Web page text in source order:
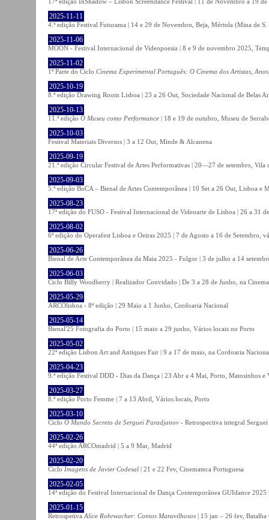
2025-11-11
4.ª edição Festival Futurama | 14 e 29 de Novembro, Beja, Mértola (Mina de
2025-11-06
MOON - Festival Internacional de Videopoesia | 8 e 9 de novembro 2025,
2025-11-02
1ª Parte do Ciclo Cinema Experimental Português: O Cinema dos Artistas,
2025-10-19
8.ª edição Drawing Room Lisboa | 23 a 26 Out, Sociedade Nacional de Belas
2025-10-13
11.ª edição O Museu como Performance | 18 e 19 de outubro, Museu de
2025-10-03
Festival Materiais Diversos | 3 a 12 Out, Minde & Alcanena
2025-09-19
21.ª edição Circular Festival de Artes Performativas | 20—27 de setembro, Vila
2025-09-03
5.ª edição BoCA – Bienal de Artes Contemporânea | 10 Set a 26 Out, Lisboa e
2025-08-23
17ª edição do FUSO - Festival Internacional de Videoarte de Lisboa | 26 a 31
2025-08-02
6ª edição do Operafest Lisboa e Oeiras 2025 | 7 de Agosto a 16 de Setembro,
2025-06-26
Bienal de Arte Contemporânea da Maia 2025 - Fulgor | 3 de julho a 14
2025-06-03
Ciclo Billy Woodberry | Realizador Convidado | De 3 a 28 de Junho, na
2025-05-29
ARCOlisboa - 8ª edição | 29 Maio a 1 Junho, Cordoaria Nacional
2025-05-14
Bienal'25 Fotografia do Porto | 15 maio a 29 junho, Vários locais no Porto
2025-05-02
22ª edição Lisbon Art and Antiques Fair | 9 a 17 de maio, na Cordoaria
2025-04-23
9.ª edição Festival DDD - Dias da Dança | 23 Abr a 4 Mai, Porto, Matosinhos e
2025-03-27
8.ª edição Porto Femme | 7 a 13 Abril, Vários locais, Porto
2025-03-10
Ciclo O Mundo Secreto de Serguei Paradjanov - Retrospectiva integral
2025-02-26
44ª edição ARCOmadrid | 5 a 9 Mar, Madrid
2025-02-20
Ciclo Imagens de Javier Codesal | 21 e 22 Fev, Cinemateca Portuguesa
2025-02-05
14ª edição do Festival Internacional de Dança Contemporânea GUIdance 2025
2025-01-15
Retrospetiva Alice Rohrwacher: Contos Maravilhosos | 15 jan – 26 fev, Batalha